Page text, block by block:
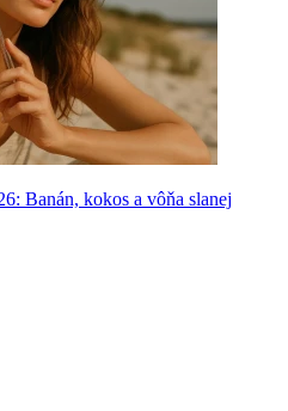
Banán, kokos a vôňa slanej